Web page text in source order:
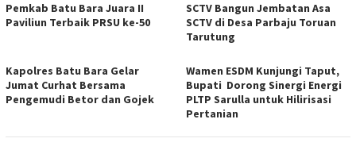
Pemkab Batu Bara Juara II
Paviliun Terbaik PRSU ke-50
SCTV Bangun Jembatan Asa
SCTV di Desa Parbaju Toruan
Tarutung
Kapolres Batu Bara Gelar
Jumat Curhat Bersama
Pengemudi Betor dan Gojek
Wamen ESDM Kunjungi Taput,
Bupati Dorong Sinergi Energi
PLTP Sarulla untuk Hilirisasi
Pertanian